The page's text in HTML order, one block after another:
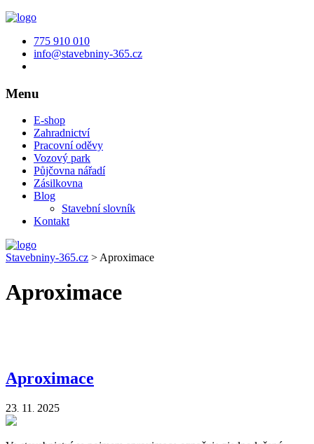
775 910 010
info@stavebniny-365.cz
Menu
E-shop
Zahradnictví
Pracovní oděvy
Vozový park
Půjčovna nářadí
Zásilkovna
Blog
Stavební slovník
Kontakt
Stavebniny-365.cz >Aproximace
Aproximace
Aproximace
23. 11 . 2025